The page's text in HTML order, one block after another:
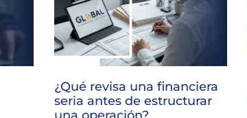
¿Qué revisa una financiera
seria antes de estructurar